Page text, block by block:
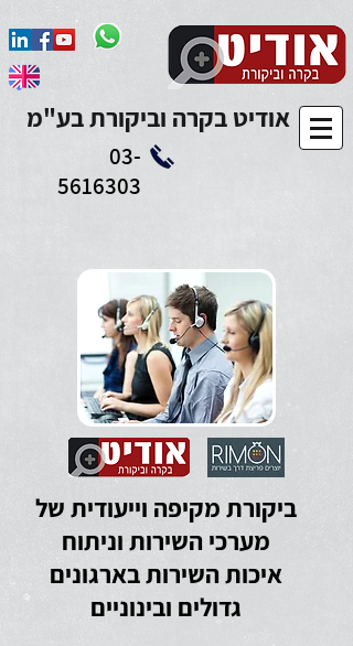
Add to Calendar
אודיט בקרה וביקורת בע"מ
03-
5616303
ביקורת מקיפה וייעודית של
מערכי השירות וניתוח
איכות השירות בארגונים
גדולים ובינוניים